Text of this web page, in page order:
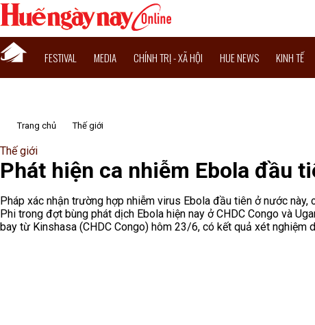
FESTIVAL MEDIA CHÍNH TRỊ - XÃ HỘI HUE NEWS KINH TẾ
Trang chủ Thế giới
Thế giới
Phát hiện ca nhiễm Ebola đầu
Pháp xác nhận trường hợp nhiễm virus Ebola đầu tiên ở nước
Phi trong đợt bùng phát dịch Ebola hiện nay ở CHDC Congo và
bay từ Kinshasa (CHDC Congo) hôm 23/6, có kết quả xét nghiệm